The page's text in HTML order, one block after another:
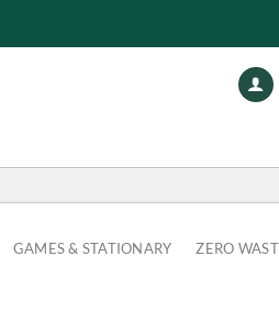
GAMES & STATIONARY ZERO